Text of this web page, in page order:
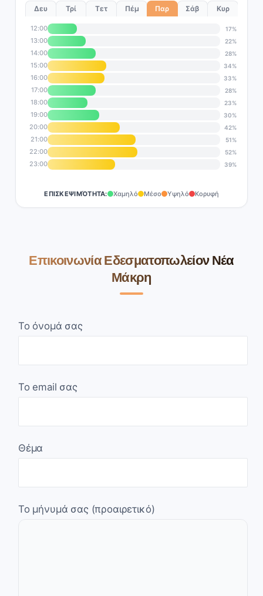
Δευ Τρί Τετ Πέμ Παρ Σάβ Κυρ
12:00 17%
13:00 22%
14:00 28%
15:00 34%
16:00 33%
17:00 28%
18:00 23%
19:00 30%
20:00 42%
21:00 51%
22:00 52%
23:00 39%
ΕΠΙΣΚΕΨΙΜΌΤΗΤΑ: Χαμηλό Μέσο Υψηλό Κορυφή
Επικοινωνία Εδεσματοπωλείον Νέα
Μάκρη
Το όνομά σας
Το email σας
Θέμα
Το μήνυμά σας (προαιρετικό)